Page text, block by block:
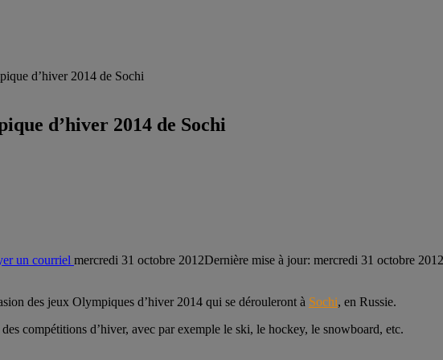
d’hiver 2014 de Sochi
d’hiver 2014 de Sochi
un courriel mercredi 31 octobre 2012Dernière mise à jour: mercredi 31 octobre 2012
des jeux Olympiques d’hiver 2014 qui se dérouleront à Sochi, en Russie.
compétitions d’hiver, avec par exemple le ski, le hockey, le snowboard, etc.